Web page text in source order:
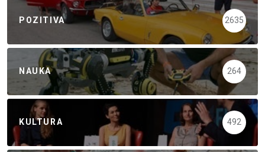
POZITIVA 2635
NAUKA 264
KULTURA 492